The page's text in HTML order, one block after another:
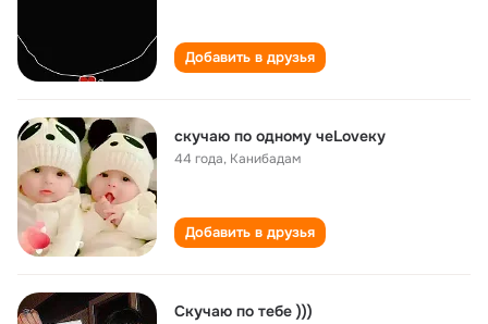
Добавить в друзья
скучаю по одному чеLoveку
44 года, Канибадам
Добавить в друзья
Скучаю по тебе )))